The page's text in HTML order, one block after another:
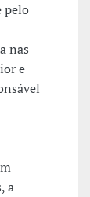
pelo
nas
e
a